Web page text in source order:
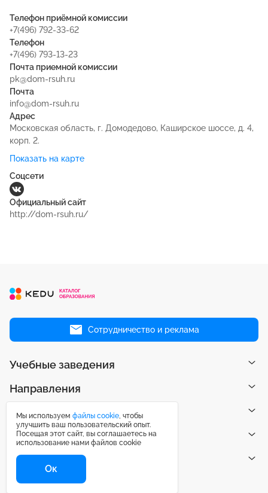
Телефон приёмной комиссии
+7(496) 792-33-62
Телефон
+7(496) 793-13-23
Почта приемной комиссии
pk@dom-rsuh.ru
Почта
info@dom-rsuh.ru
Адрес
Московская область, г. Домодедово, Каширское шоссе, д. 4,
корп. 2.
Показать на карте
Соцсети
Официальный сайт
http://dom-rsuh.ru/
Сотрудничество и реклама
Учебные заведения
Направления
Рейтинги
Публикации
Центр поддержки
Мы используем файлы cookie, чтобы
улучшить ваш пользовательский опыт.
Посещая этот сайт, вы соглашаетесь на
использование нами файлов cookie
Ок